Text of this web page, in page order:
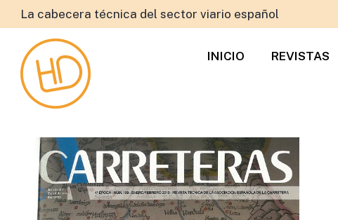
La cabecera técnica del sector viario español
INICIO REVISTAS